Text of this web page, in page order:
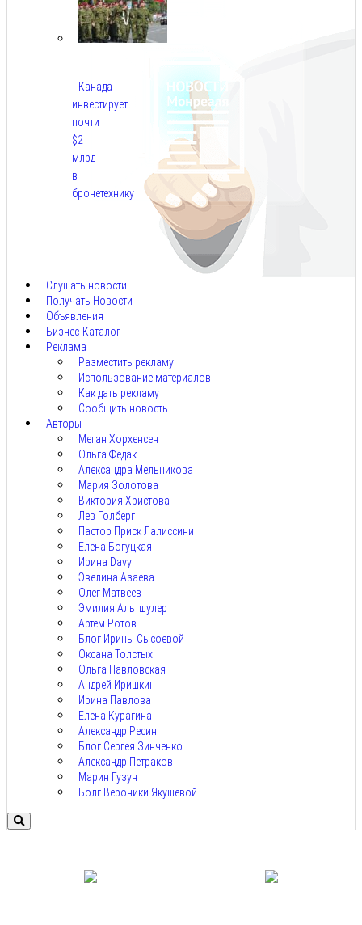
Канада
инвестирует
почти
$2
млрд
в
бронетехнику
Слушать новости
Получать Новости
Объявления
Бизнес-Каталог
Реклама
Разместить рекламу
Использование материалов
Как дать рекламу
Сообщить новость
Авторы
Меган Хорхенсен
Ольга Федак
Александра Мельникова
Мария Золотова
Виктория Христова
Лев Голберг
Пастор Приск Лалиссини
Елена Богуцкая
Ирина Davy
Эвелина Азаева
Олег Матвеев
Эмилия Альтшулер
Артем Ротов
Блог Ирины Сысоевой
Оксана Толстых
Ольга Павловская
Андрей Иришкин
Ирина Павлова
Елена Курагина
Александр Ресин
Блог Сергея Зинченко
Александр Петраков
Марин Гузун
Болг Вероники Якушевой